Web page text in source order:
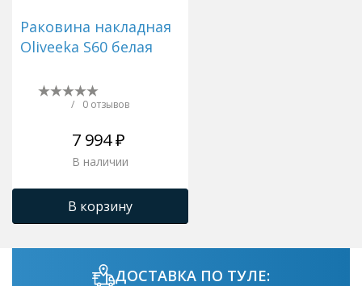
ДОСТАВКА ПО ТУЛЕ:
Раковина накладная
Oliveeka S60 белая
/ 0 отзывов
7 994 ₽
В наличии
В корзину